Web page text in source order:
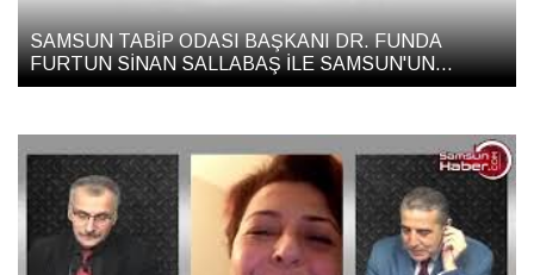
SAMSUN TABİP ODASI BAŞKANI DR. FUNDA
FURTUN SİNAN SALLABAŞ İLE SAMSUN'UN
NABZI'NDA